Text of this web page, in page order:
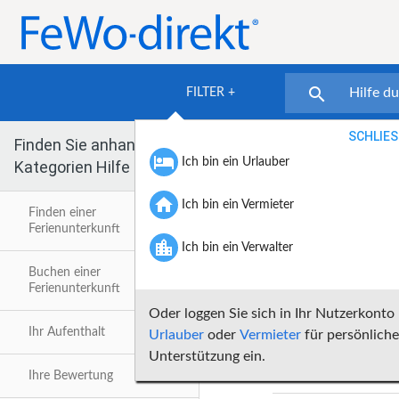
FILTER + 
Finden Sie anhand der
Kategorien Hilfe
Finden einer
Ferienunterkunft
Buchen einer
Ferienunterkunft
Ihr Aufenthalt
Ihre Bewertung
Ihr Inserat
Beschreibung
Kontakte
Ihr Inserat
Mietpreise
 Ich bin ein Urlauber
 Ich bin ein Vermieter
 Ich bin ein Verwalter
Oder loggen Sie sich in Ihr Nutzerkonto
Urlauber oder Vermieter für persönliche
Unterstützung ein.